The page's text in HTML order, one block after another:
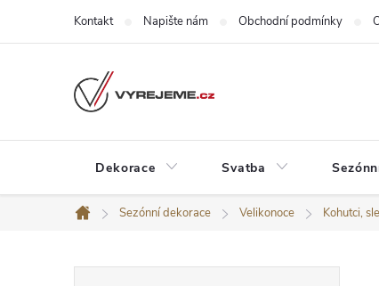
Kontakt Napište nám Obchodní podmínky
Dekorace Svatba
Domů
Sezónní dekorace Velikonoce Kohutci,